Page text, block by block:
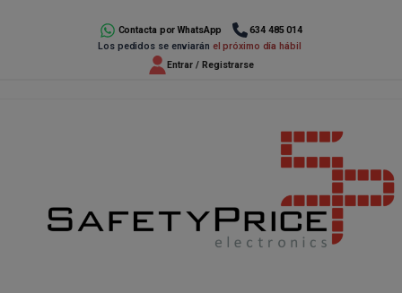
Contacta por WhatsApp
634 485 014
Los pedidos se enviarán el próximo día hábil
Entrar / Registrarse